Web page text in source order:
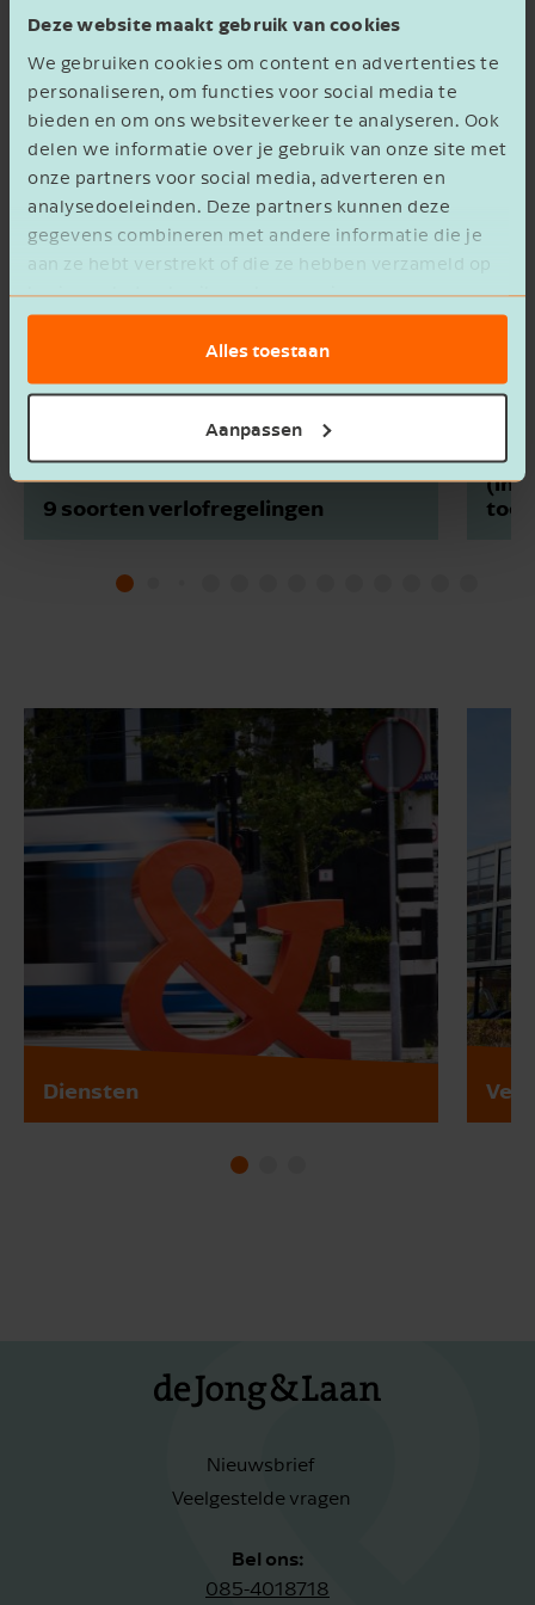
Deze website maakt gebruik van cookies
We gebruiken cookies om content en advertenties te
personaliseren, om functies voor social media te
bieden en om ons websiteverkeer te analyseren. Ook
delen we informatie over je gebruik van onze site met
onze partners voor social media, adverteren en
analysedoeleinden. Deze partners kunnen deze
gegevens combineren met andere informatie die je
aan ze hebt verstrekt of die ze hebben verzameld op
basis van het gebruik van hun services.
Alles toestaan
Aanpassen
Meer van Marjoleine
9 soorten verlofregelingen
In 3
Diensten
Nieuwsbrief
Veelgestelde vragen
Bel ons:
085-4018718